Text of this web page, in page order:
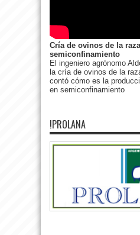
Cría de ovinos de la
semiconfinamiento
El ingeniero agrónomo
la cría de ovinos de la
contó cómo es la
en semiconfinamiento
!PROLANA